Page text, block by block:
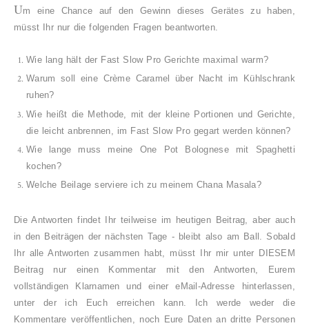
Um eine Chance auf den Gewinn dieses Gerätes zu haben,
müsst Ihr nur die folgenden Fragen beantworten.
Wie lang hält der Fast Slow Pro Gerichte maximal warm?
Warum soll eine Crème Caramel über Nacht im Kühlschrank
ruhen?
Wie heißt die Methode, mit der kleine Portionen und Gerichte,
die leicht anbrennen, im Fast Slow Pro gegart werden können?
Wie lange muss meine One Pot Bolognese mit Spaghetti
kochen?
Welche Beilage serviere ich zu meinem Chana Masala?
Die Antworten findet Ihr teilweise im heutigen Beitrag, aber auch
in den Beiträgen der nächsten Tage - bleibt also am Ball. Sobald
Ihr alle Antworten zusammen habt, müsst Ihr mir unter DIESEM
Beitrag nur einen Kommentar mit den Antworten, Eurem
vollständigen Klarnamen und einer eMail-Adresse hinterlassen,
unter der ich Euch erreichen kann. Ich werde weder die
Kommentare veröffentlichen, noch Eure Daten an dritte Personen